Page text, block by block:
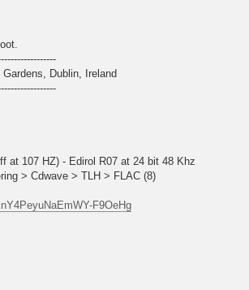
Dublin, Ireland
at 107 HZ) - Edirol R07 at 24 bit 48 Khz
> Cdwave > TLH > FLAC (8)
F9OeHg